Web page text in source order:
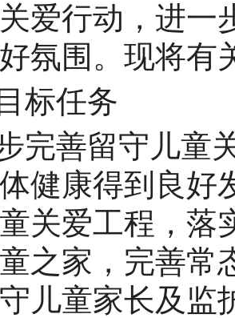
爱行动，进一
氛围。现将有
标任务
完善留守儿童
健康得到良
关爱工程，落
之家，完善常
儿童家长及监